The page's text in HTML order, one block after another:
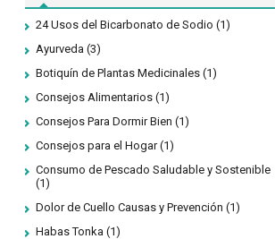
24 Usos del Bicarbonato de Sodio (1)
Ayurveda (3)
Botiquín de Plantas Medicinales (1)
Consejos Alimentarios (1)
Consejos Para Dormir Bien (1)
Consejos para el Hogar (1)
Consumo de Pescado Saludable y Sostenible
(1)
Dolor de Cuello Causas y Prevención (1)
Habas Tonka (1)